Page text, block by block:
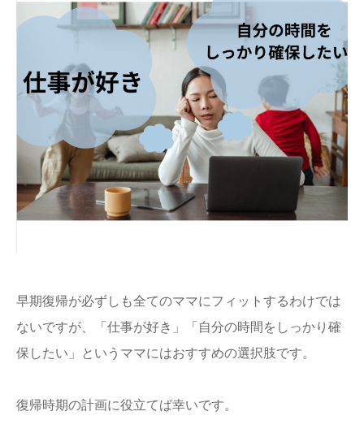
早期復帰が必ずしも全てのママにフィットするわけでは
ないですが、「仕事が好き」「自分の時間をしっかり確
保したい」というママにはおすすめの選択肢です。
復帰時期の計画に役立てば幸いです。